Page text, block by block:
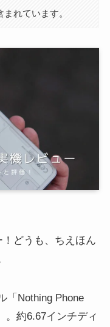
れています。
どうも、ちえほん
「Nothing Phone
。約6.67インチディ